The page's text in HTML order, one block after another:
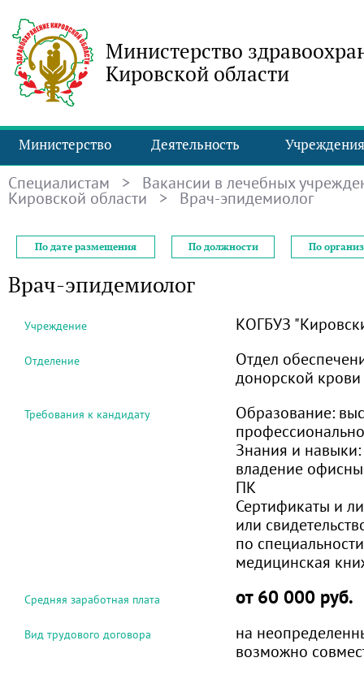
Министерство
Кировской области
Министерство Деятельность Учреждения
Специалистам > Вакансии в лечебных
Кировской области > Врач-эпидемиолог
По дате размещения По должности По
Врач-эпидемиолог
Учреждение КОГБУЗ
Отделение
Отдел
донорской
Требования к кандидату Образование:
Знания и навыки:
владение
ПК
Сертификаты и
или
по
медицинская
Средняя заработная плата от 60 000 руб.
Вид трудового договора
на
возможно